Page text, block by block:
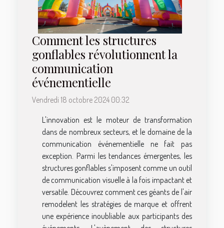
Comment les structures
gonflables révolutionnent la
communication
événementielle
Vendredi 18 octobre 2024 00:32
L'innovation est le moteur de transformation
dans de nombreux secteurs, et le domaine de la
communication événementielle ne fait pas
exception. Parmi les tendances émergentes, les
structures gonflables s'imposent comme un outil
de communication visuelle à la fois impactant et
versatile. Découvrez comment ces géants de l'air
remodelent les stratégies de marque et offrent
une expérience inoubliable aux participants des